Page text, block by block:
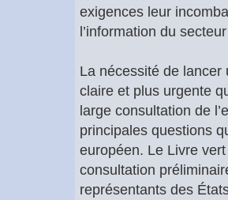
exigences leur
l’information du
La nécessité de lancer
claire et plus urgente
large consultation de
principales questions
européen. Le Livre
consultation
représentants des